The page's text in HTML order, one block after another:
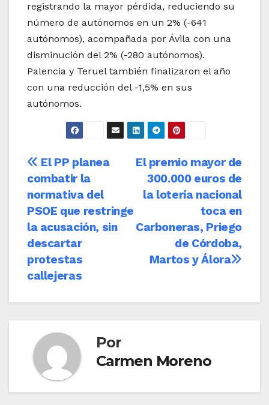
registrando la mayor pérdida, reduciendo su
número de autónomos en un 2% (-641
autónomos), acompañada por Ávila con una
disminución del 2% (-280 autónomos).
Palencia y Teruel también finalizaron el año
con una reducción del -1,5% en sus
autónomos.
Navegación
de
entradas
El premio mayor de
300.000 euros de
la lotería nacional
toca en
Carboneras, Priego
de Córdoba,
Martos y Álora
El PP planea
combatir la
normativa del
PSOE que restringe
la acusación, sin
descartar
protestas
callejeras
Por
Carmen Moreno